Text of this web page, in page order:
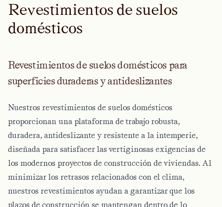
Revestimientos de suelos
domésticos
Revestimientos de suelos domésticos para
superficies duraderas y antideslizantes
Nuestros revestimientos de suelos domésticos
proporcionan una plataforma de trabajo robusta,
duradera, antideslizante y resistente a la intemperie,
diseñada para satisfacer las vertiginosas exigencias de
los modernos proyectos de construcción de viviendas. Al
minimizar los retrasos relacionados con el clima,
nuestros revestimientos ayudan a garantizar que los
plazos de construcción se mantengan dentro de lo